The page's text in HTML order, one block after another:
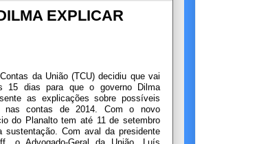
EXPLICAR
da União (TCU) decidiu que vai
15 dias para que o governo Dilma
as explicações sobre possíveis
nas contas de 2014. Com o novo
do Planalto tem até 11 de setembro
sustentação. Com aval da presidente